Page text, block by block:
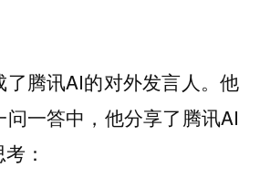
腾讯AI的对外发言人。他
一答中，他分享了腾讯AI
：